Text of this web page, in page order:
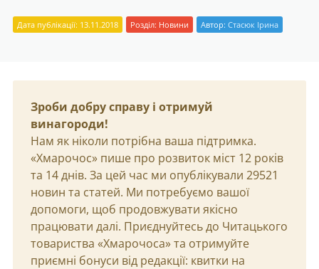
Дата публікації: 13.11.2018 Розділ: Новини Автор: Стасюк Ірина
Зроби добру справу і отримуй
винагороди!
Нам як ніколи потрібна ваша підтримка.
«Хмарочос» пише про розвиток міст 12 років
та 14 днів. За цей час ми опублікували 29521
новин та статей. Ми потребуємо вашої
допомоги, щоб продовжувати якісно
працювати далі. Приєднуйтесь до Читацького
товариства «Хмарочоса» та отримуйте
приємні бонуси від редакції: квитки на